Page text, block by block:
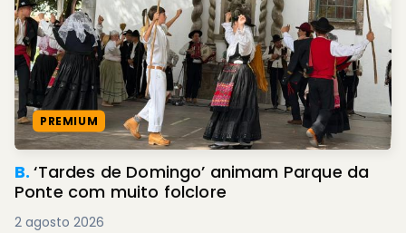
PREMIUM
B.‘Tardes de Domingo’ animam Parque da
Ponte com muito folclore
2 agosto 2026